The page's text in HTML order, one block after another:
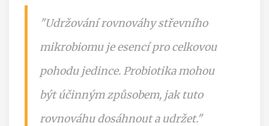
"Udržování rovnováhy střevního
mikrobiomu je esencí pro celkovou
pohodu jedince. Probiotika mohou
být účinným způsobem, jak tuto
rovnováhu dosáhnout a udržet."